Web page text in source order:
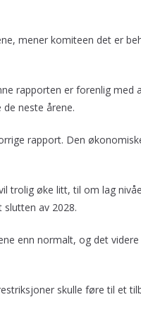
mener komiteen det er
rapporten er forenlig med
neste årene.
rapport. Den
trolig øke litt, til om lag
av 2028.
enn normalt, og det
skulle føre til et